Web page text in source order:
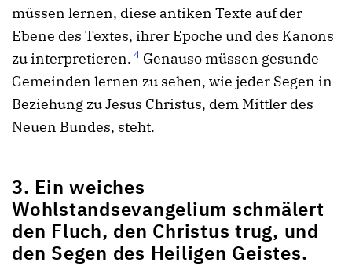
müssen lernen, diese antiken Texte auf der
Ebene des Textes, ihrer Epoche und des Kanons
zu interpretieren. 4 Genauso müssen gesunde
Gemeinden lernen zu sehen, wie jeder Segen in
Beziehung zu Jesus Christus, dem Mittler des
Neuen Bundes, steht.
3. Ein weiches
Wohlstandsevangelium schmälert
den Fluch, den Christus trug, und
den Segen des Heiligen Geistes.